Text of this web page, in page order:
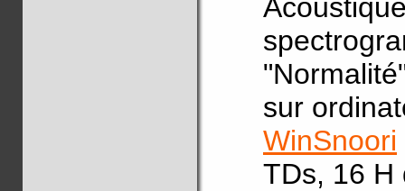
sur
WinSnoori
TDs, 16 H